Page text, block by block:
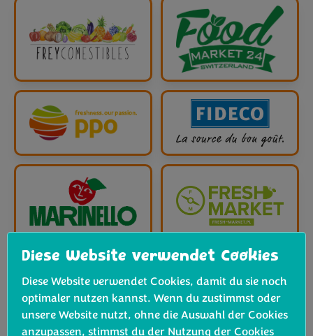
Diese Website verwendet Cookies
Diese Website verwendet Cookies, damit du sie noch
optimaler nutzen kannst. Wenn du zustimmst oder
unsere Website nutzt, ohne die Auswahl der Cookies
anzupassen, stimmst du der Nutzung der Cookies